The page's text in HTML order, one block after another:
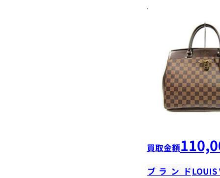
買取金額
ブランドLOUIS